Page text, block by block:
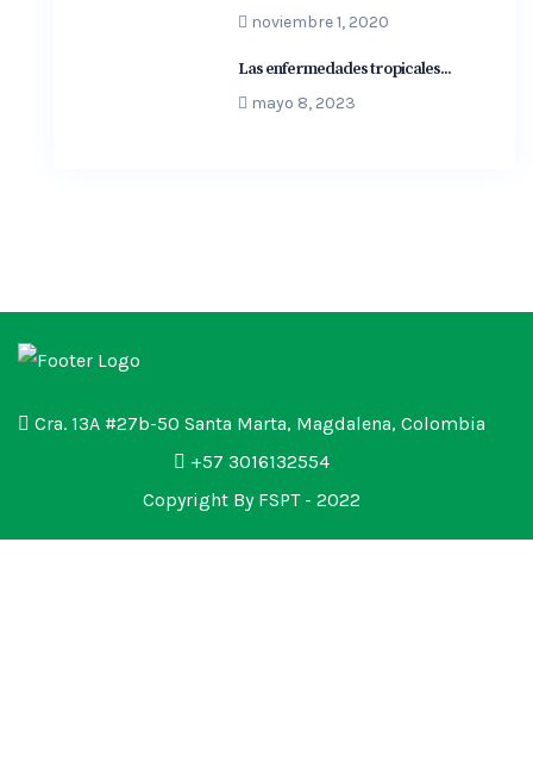
noviembre 1, 2020
Las enfermedades tropicales...
mayo 8, 2023
Cra. 13A #27b-50 Santa Marta, Magdalena, Colombia
+57 3016132554
Copyright By FSPT - 2022